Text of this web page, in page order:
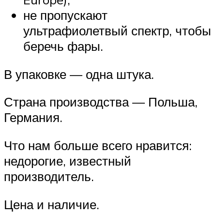
не пропускают
ультрафиолетвый спектр, чтобы
беречь фары.
В упаковке — одна штука.
Страна производства — Польша,
Германия.
Что нам больше всего нравится:
недорогие, известный
производитель.
Цена и наличие.